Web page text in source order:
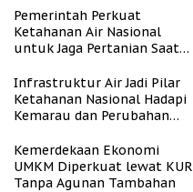
Pemerintah Perkuat
Ketahanan Air Nasional
untuk Jaga Pertanian Saat
Infrastruktur Air Jadi Pilar
Ketahanan Nasional Hadapi
Kemarau dan Perubahan
Kemerdekaan Ekonomi
UMKM Diperkuat lewat KUR
Tanpa Agunan Tambahan